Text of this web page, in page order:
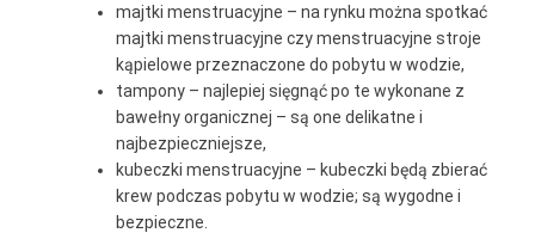
majtki menstruacyjne – na rynku można spotkać
majtki menstruacyjne czy menstruacyjne stroje
kąpielowe przeznaczone do pobytu w wodzie,
tampony – najlepiej sięgnąć po te wykonane z
bawełny organicznej – są one delikatne i
najbezpieczniejsze,
kubeczki menstruacyjne – kubeczki będą zbierać
krew podczas pobytu w wodzie; są wygodne i
bezpieczne.